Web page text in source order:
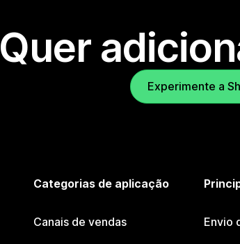
Quer
Experimente a
Categorias de aplicação
Canais de vendas
Envio